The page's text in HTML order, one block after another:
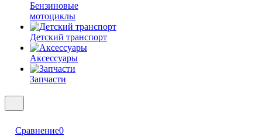
Бензиновые
мотоциклы
Детский транспорт
Аксессуары
Запчасти
Сравнение0